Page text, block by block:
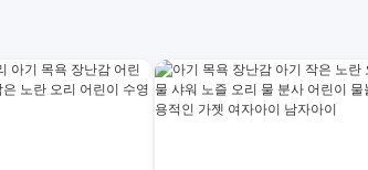
로 제공합니다.